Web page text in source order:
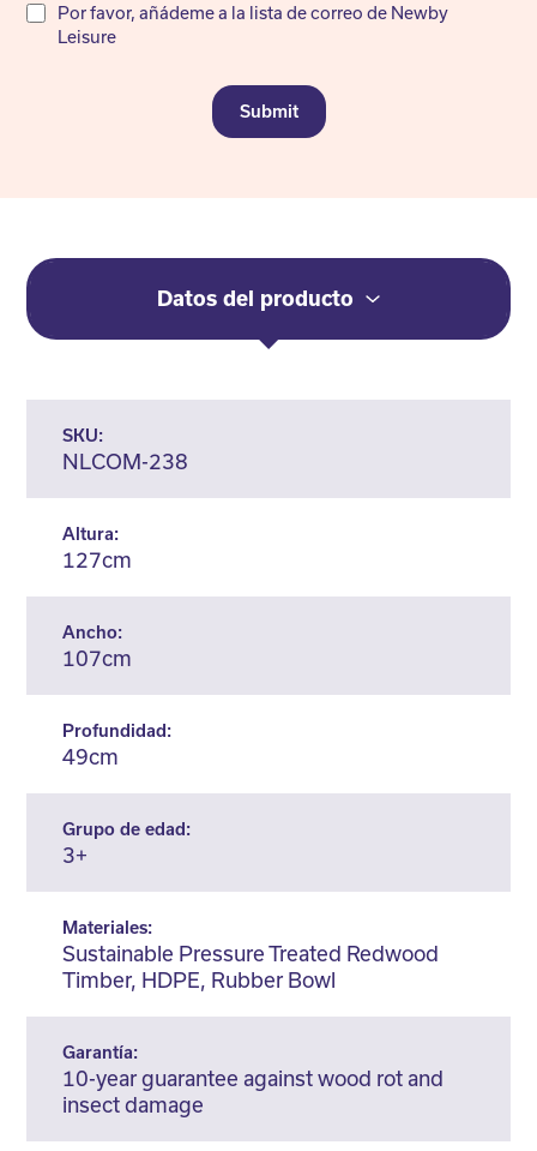
not
Por favor, añádeme a la lista de correo de Newby
Leisure
Submit
Datos del producto
SKU:
NLCOM-238
Altura:
127cm
Ancho:
107cm
Profundidad:
49cm
Grupo de edad:
3+
Materiales:
Sustainable Pressure Treated Redwood
Timber, HDPE, Rubber Bowl
Garantía:
10-year guarantee against wood rot and
insect damage